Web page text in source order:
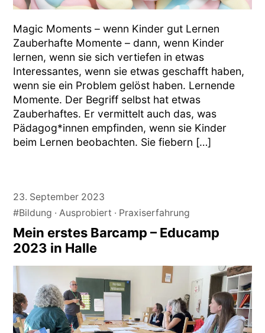
Magic Moments – wenn Kinder gut Lernen
Zauberhafte Momente – dann, wenn Kinder
lernen, wenn sie sich vertiefen in etwas
Interessantes, wenn sie etwas geschafft haben,
wenn sie ein Problem gelöst haben. Lernende
Momente. Der Begriff selbst hat etwas
Zauberhaftes. Er vermittelt auch das, was
Pädagog*innen empfinden, wenn sie Kinder
beim Lernen beobachten. Sie fiebern […]
23. September 2023
#Bildung
Ausprobiert Praxiserfahrung
Mein erstes Barcamp – Educamp
2023 in Halle